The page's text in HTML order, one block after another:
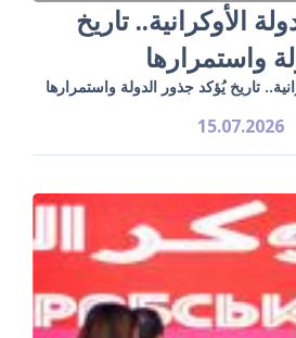
الأوكرانية.. تاريخ
واستمرارها
15.07.2026